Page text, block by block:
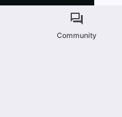
Community